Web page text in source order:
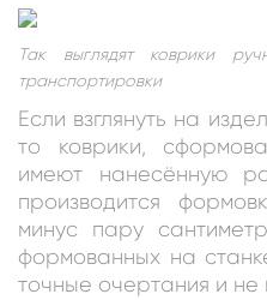
Так выглядят коврики
транспортировки
Если взглянуть на
то коврики,
имеют нанесённую
производится
минус пару
формованных на
точные очертания и не